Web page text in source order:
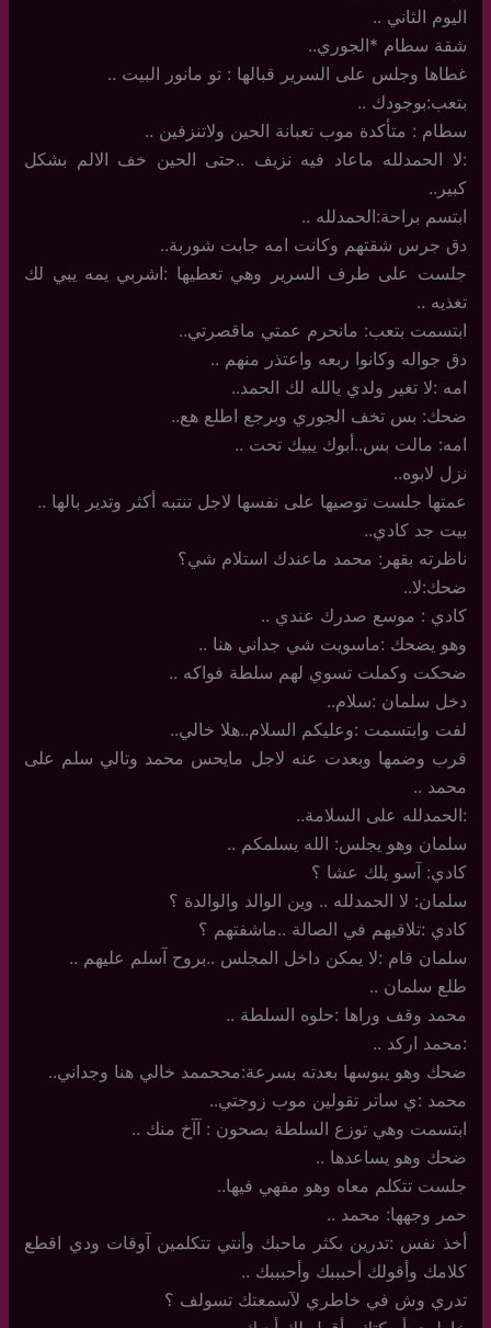
اليوم الثاني ..
شقة سطام *الجوري..
غطاها وجلس على السرير قبالها : تو مانور البيت ..
بتعب:بوجودك ..
سطام : متأكدة موب تعبانة الحين ولاتنزفين ..
:لا الحمدلله ماعاد فيه نزيف ..حتى الحين خف الالم بشكل
كبير..
ابتسم براحة:الحمدلله ..
دق جرس شقتهم وكانت امه جابت شوربة..
جلست على طرف السرير وهي تعطيها :اشربي يمه يبي لك
تغذيه ..
ابتسمت بتعب: مانحرم عمتي ماقصرتي..
دق جواله وكانوا ربعه واعتذر منهم ..
امه :لا تغير ولدي يالله لك الحمد..
ضحك: بس تخف الجوري وبرجع اطلع هع..
امه: مالت بس..أبوك يبيك تحت ..
نزل لابوه..
عمتها جلست توصيها على نفسها لاجل تنتبه أكثر وتدير بالها ..
بيت جد كادي..
ناظرته بقهر: محمد ماعندك استلام شي؟
ضحك:لا..
كادي : موسع صدرك عندي ..
وهو يضحك :ماسويت شي جداني هنا ..
ضحكت وكملت تسوي لهم سلطة فواكه ..
دخل سلمان :سلام..
لفت وابتسمت :وعليكم السلام..هلا خالي..
قرب وضمها وبعدت عنه لاجل مايحس محمد وتالي سلم على
محمد ..
:الحمدلله على السلامة..
سلمان وهو يجلس: الله يسلمكم ..
كادي: آسو يلك عشا ؟
سلمان: لا الحمدلله .. وين الوالد والوالدة ؟
كادي :تلاقيهم في الصالة ..ماشفتهم ؟
سلمان قام :لا يمكن داخل المجلس ..بروح آسلم عليهم ..
طلع سلمان ..
محمد وقف وراها :حلوه السلطة ..
:محمد اركد ..
ضحك وهو يبوسها بعدته بسرعة:مححممد خالي هنا وجداني..
محمد :ي ساتر تقولين موب زوجتي..
ابتسمت وهي توزع السلطة بصحون : آآخ منك ..
ضحك وهو يساعدها ..
جلست تتكلم معاه وهو مفهي فيها..
حمر وجهها: محمد ..
أخذ نفس :تدرين بكثر ماحبك وأنتي تتكلمين آوقات ودي اقطع
كلامك وأقولك أحبببك وأحبببك ..
تدري وش في خاطري لآسمعتك تسولف ؟